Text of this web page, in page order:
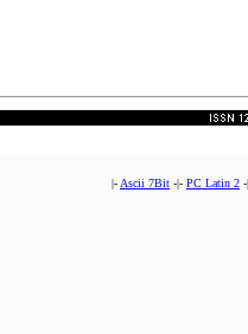
|- Ascii 7Bit -|- PC Latin 2